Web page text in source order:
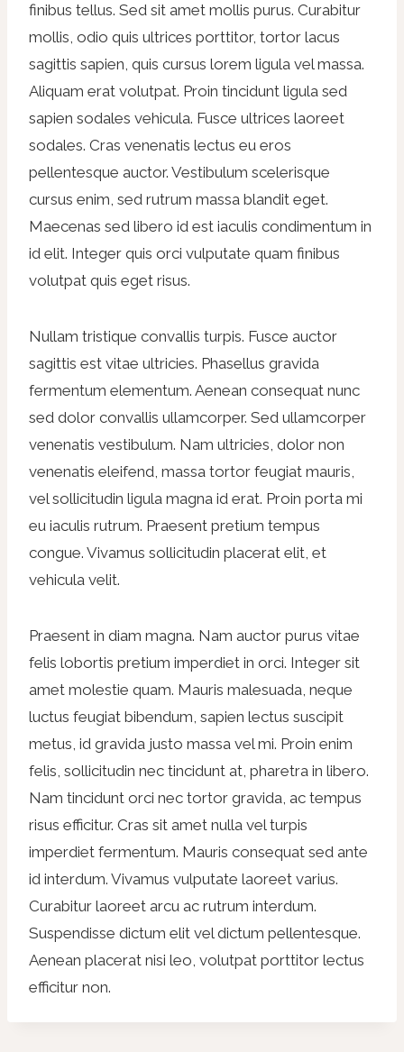
finibus tellus. Sed sit amet mollis purus. Curabitur
mollis, odio quis ultrices porttitor, tortor lacus
sagittis sapien, quis cursus lorem ligula vel massa.
Aliquam erat volutpat. Proin tincidunt ligula sed
sapien sodales vehicula. Fusce ultrices laoreet
sodales. Cras venenatis lectus eu eros
pellentesque auctor. Vestibulum scelerisque
cursus enim, sed rutrum massa blandit eget.
Maecenas sed libero id est iaculis condimentum in
id elit. Integer quis orci vulputate quam finibus
volutpat quis eget risus.
Nullam tristique convallis turpis. Fusce auctor
sagittis est vitae ultricies. Phasellus gravida
fermentum elementum. Aenean consequat nunc
sed dolor convallis ullamcorper. Sed ullamcorper
venenatis vestibulum. Nam ultricies, dolor non
venenatis eleifend, massa tortor feugiat mauris,
vel sollicitudin ligula magna id erat. Proin porta mi
eu iaculis rutrum. Praesent pretium tempus
congue. Vivamus sollicitudin placerat elit, et
vehicula velit.
Praesent in diam magna. Nam auctor purus vitae
felis lobortis pretium imperdiet in orci. Integer sit
amet molestie quam. Mauris malesuada, neque
luctus feugiat bibendum, sapien lectus suscipit
metus, id gravida justo massa vel mi. Proin enim
felis, sollicitudin nec tincidunt at, pharetra in libero.
Nam tincidunt orci nec tortor gravida, ac tempus
risus efficitur. Cras sit amet nulla vel turpis
imperdiet fermentum. Mauris consequat sed ante
id interdum. Vivamus vulputate laoreet varius.
Curabitur laoreet arcu ac rutrum interdum.
Suspendisse dictum elit vel dictum pellentesque.
Aenean placerat nisi leo, volutpat porttitor lectus
efficitur non.